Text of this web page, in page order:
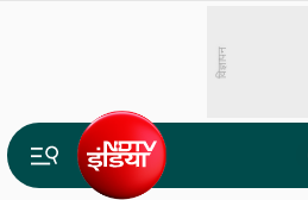
विज्ञापन